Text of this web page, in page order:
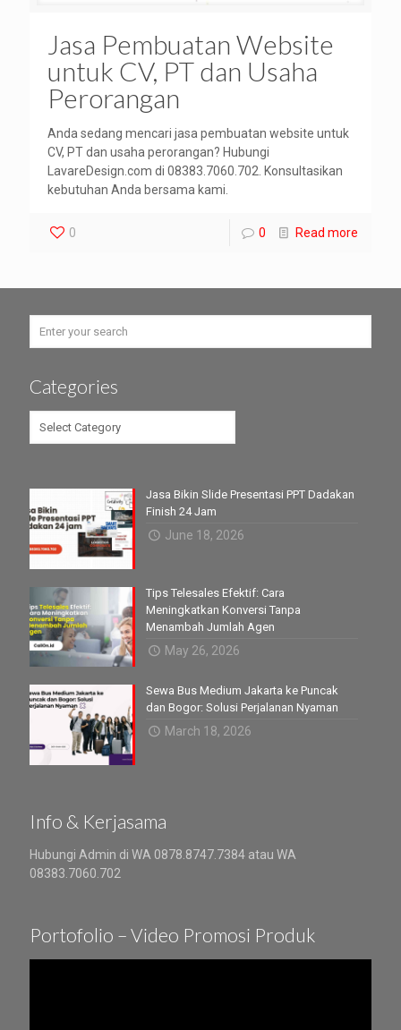
Jasa Pembuatan Website
untuk CV, PT dan Usaha
Perorangan
Anda sedang mencari jasa pembuatan website untuk
CV, PT dan usaha perorangan? Hubungi
LavareDesign.com di 08383.7060.702. Konsultasikan
kebutuhan Anda bersama kami.
0 0 Read more
Categories
Jasa Bikin Slide Presentasi PPT Dadakan
Finish 24 Jam
June 18, 2026
Tips Telesales Efektif: Cara
Meningkatkan Konversi Tanpa
Menambah Jumlah Agen
May 26, 2026
Sewa Bus Medium Jakarta ke Puncak
dan Bogor: Solusi Perjalanan Nyaman
March 18, 2026
Info & Kerjasama
Hubungi Admin di WA 0878.8747.7384 atau WA
08383.7060.702
Portofolio – Video Promosi Produk